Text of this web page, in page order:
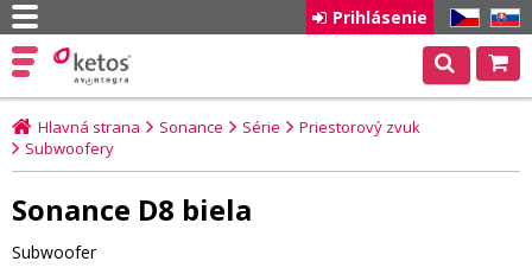
CZ SK
Prihlásenie
Hlavná strana Sonance Série
Priestorový zvuk
Subwoofery
Sonance D8 biela
Subwoofer